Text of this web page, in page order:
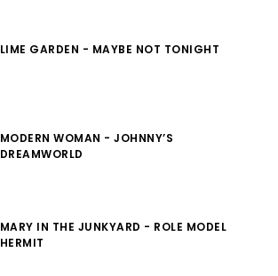
LIME GARDEN - MAYBE NOT TONIGHT
MODERN WOMAN - JOHNNY’S
DREAMWORLD
MARY IN THE JUNKYARD - ROLE MODEL
HERMIT